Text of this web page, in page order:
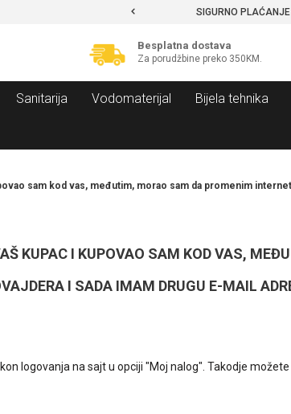
SIGURNO
Besplatna dostava
Za porudžbine preko 350KM.
Sanitarija Vodomaterijal Bijela tehnika
sam kod vas, međutim, morao sam da promenim
KUPAC I KUPOVAO SAM KOD VAS,
I SADA IMAM DRUGU E-MAIL
logovanja na sajt u opciji "Moj nalog". Takodje